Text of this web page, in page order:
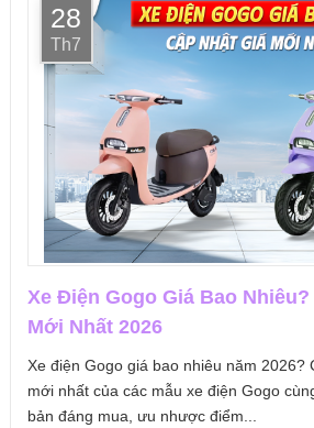
28
Th7
Xe Điện Gogo Giá Bao
Mới Nhất 2026
Xe điện Gogo giá bao nhiêu năm 2026?
mới nhất của các mẫu xe điện Gogo
bản đáng mua, ưu nhược điểm...